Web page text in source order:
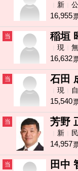
新
16,955
当 稲垣
現
16,632
当 石田
現
15,540
当 芳野
新
14,957
当 田中